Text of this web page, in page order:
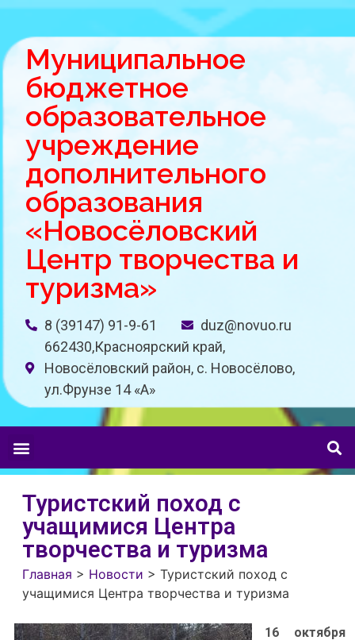
Муниципальное
бюджетное
образовательное
учреждение
дополнительного
образования
«Новосёловский
Центр творчества и
туризма»
8 (39147) 91-9-61
duz@novuo.ru
662430,Красноярский край,
Новосёловский район, с. Новосёлово,
ул.Фрунзе 14 «A»
Туристский поход с
учащимися Центра
творчества и туризма
Главная > Новости > Туристский поход с
учащимися Центра творчества и туризма
16 октября